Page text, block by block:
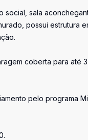
social, sala
possui estrutura
coberta para até
pelo programa